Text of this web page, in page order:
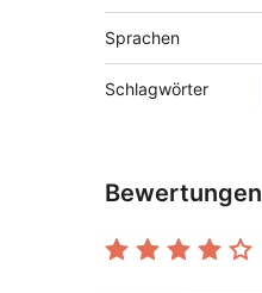
Sprachen
Schlagwörter
Bewertungen